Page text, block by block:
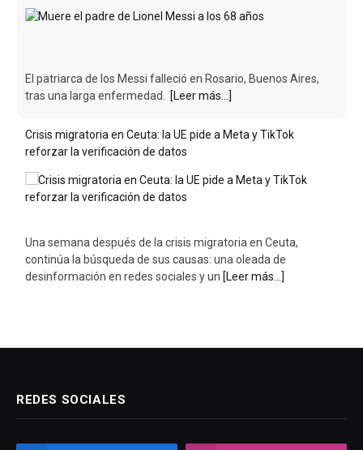
El patriarca de los Messi falleció en Rosario, Buenos Aires,
tras una larga enfermedad. [Leer más...]
Crisis migratoria en Ceuta: la UE pide a Meta y TikTok
reforzar la verificación de datos
Una semana después de la crisis migratoria en Ceuta,
continúa la búsqueda de sus causas: una oleada de
desinformación en redes sociales y un [Leer más...]
REDES SOCIALES